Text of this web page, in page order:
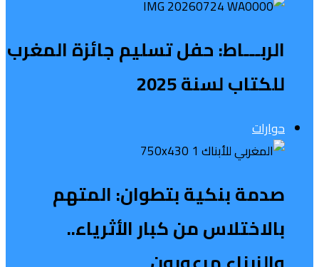
الربـــاط: حفل تسليم جائزة المغرب
للكتاب لسنة 2025
حوارات
صدمة بنكية بتطوان: المتهم
بالاختلاس من كبار الأثرياء..